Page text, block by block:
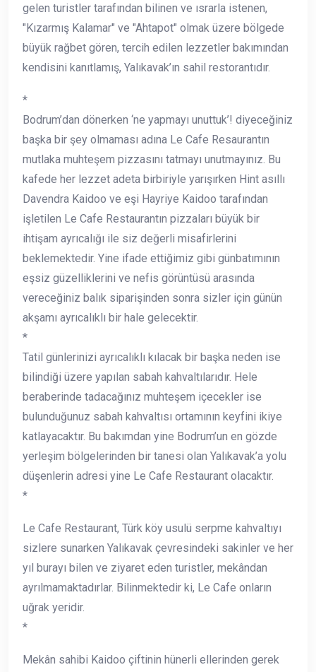
gelen turistler tarafından bilinen ve ısrarla istenen,
"Kızarmış Kalamar" ve "Ahtapot" olmak üzere bölgede
büyük rağbet gören, tercih edilen lezzetler bakımından
kendisini kanıtlamış, Yalıkavak’ın sahil restorantıdır.
*
Bodrum’dan dönerken ‘ne yapmayı unuttuk’! diyeceğiniz
başka bir şey olmaması adına Le Cafe Resaurantın
mutlaka muhteşem pizzasını tatmayı unutmayınız. Bu
kafede her lezzet adeta birbiriyle yarışırken Hint asıllı
Davendra Kaidoo ve eşi Hayriye Kaidoo tarafından
işletilen Le Cafe Restaurantın pizzaları büyük bir
ihtişam ayrıcalığı ile siz değerli misafirlerini
beklemektedir. Yine ifade ettiğimiz gibi günbatımının
eşsiz güzelliklerini ve nefis görüntüsü arasında
vereceğiniz balık siparişinden sonra sizler için günün
akşamı ayrıcalıklı bir hale gelecektir.
*
Tatil günlerinizi ayrıcalıklı kılacak bir başka neden ise
bilindiği üzere yapılan sabah kahvaltılarıdır. Hele
beraberinde tadacağınız muhteşem içecekler ise
bulunduğunuz sabah kahvaltısı ortamının keyfini ikiye
katlayacaktır. Bu bakımdan yine Bodrum’un en gözde
yerleşim bölgelerinden bir tanesi olan Yalıkavak’a yolu
düşenlerin adresi yine Le Cafe Restaurant olacaktır.
*
Le Cafe Restaurant, Türk köy usulü serpme kahvaltıyı
sizlere sunarken Yalıkavak çevresindeki sakinler ve her
yıl burayı bilen ve ziyaret eden turistler, mekândan
ayrılmamaktadırlar. Bilinmektedir ki, Le Cafe onların
uğrak yeridir.
*
Mekân sahibi Kaidoo çiftinin hünerli ellerinden gerek